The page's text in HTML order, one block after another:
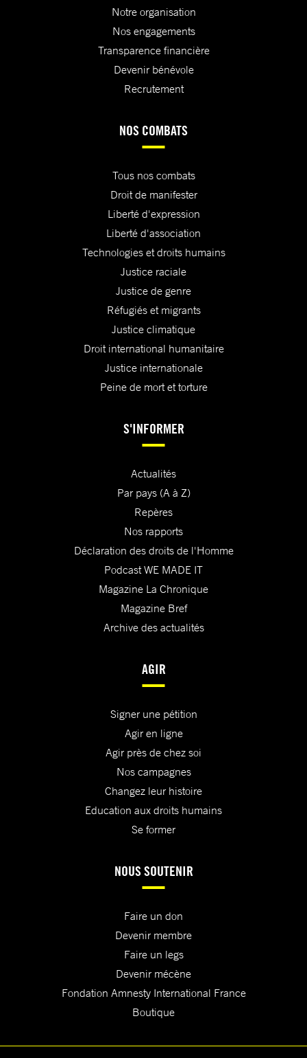
Notre organisation
Nos engagements
Transparence financière
Devenir bénévole
Recrutement
NOS COMBATS
Tous nos combats
Droit de manifester
Liberté d'expression
Liberté d'association
Technologies et droits humains
Justice raciale
Justice de genre
Réfugiés et migrants
Justice climatique
Droit international humanitaire
Justice internationale
Peine de mort et torture
S'INFORMER
Actualités
Par pays (A à Z)
Repères
Nos rapports
Déclaration des droits de l'Homme
Podcast WE MADE IT
Magazine La Chronique
Magazine Bref
Archive des actualités
AGIR
Signer une pétition
Agir en ligne
Agir près de chez soi
Nos campagnes
Changez leur histoire
Education aux droits humains
Se former
NOUS SOUTENIR
Faire un don
Devenir membre
Faire un legs
Devenir mécène
Fondation Amnesty International France
Boutique